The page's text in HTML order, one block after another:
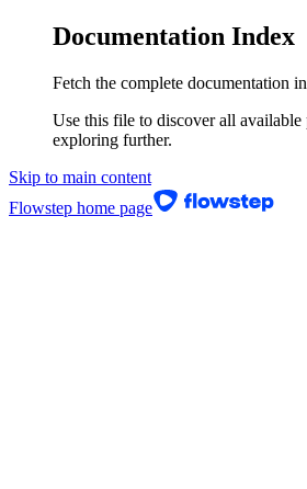
Documentation Index
Fetch the complete documentation
Use this file to discover all available
exploring further.
Skip to main content
Flowstep home page